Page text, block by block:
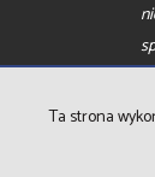
Ta strona